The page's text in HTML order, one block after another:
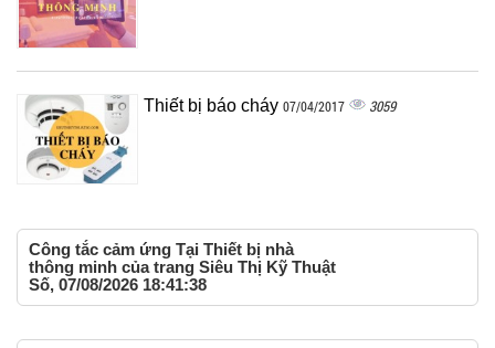
Thiết bị báo cháy 07/04/2017 3059
Công tắc cảm ứng Tại Thiết bị nhà
thông minh của trang Siêu Thị Kỹ Thuật
Số, 07/08/2026 18:41:38